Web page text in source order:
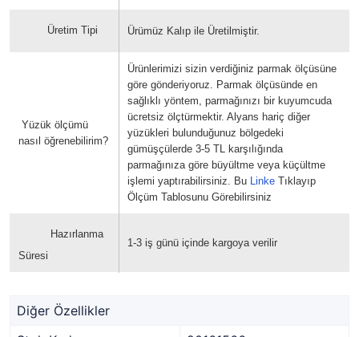
Üretim Tipi Ürümüz Kalıp ile Üretilmiştir.
Yüzük ölçümü
nasıl öğrenebilirim?
Ürünlerimizi sizin verdiğiniz parmak ölçüsüne
göre gönderiyoruz. Parmak ölçüsünde en
sağlıklı yöntem, parmağınızı bir kuyumcuda
ücretsiz ölçtürmektir. Alyans hariç diğer
yüzükleri bulunduğunuz bölgedeki
gümüşçülerde 3-5 TL karşılığında
parmağınıza göre büyültme veya küçültme
işlemi yaptırabilirsiniz. Bu Linke Tıklayıp
Ölçüm Tablosunu Görebilirsiniz
Hazırlanma
Süresi
1-3 iş günü içinde kargoya verilir
Diğer Özellikler